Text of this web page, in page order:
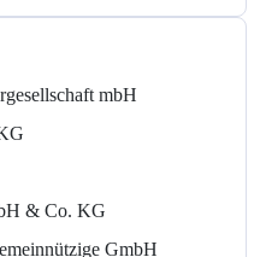
mbH
& Co. KG
GmbH